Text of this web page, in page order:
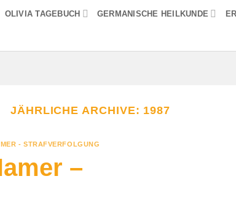
OLIVIA TAGEBUCH GERMANISCHE HEILKUNDE
JÄHRLICHE ARCHIVE: 1987
- STRAFVERFOLGUNG
–